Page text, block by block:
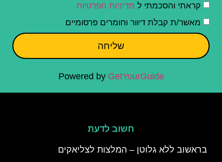
קראתי והסכמתי ל מדיניות הפרטיות
מאשר/ת קבלת דיוור וחומרים פרסומיים
שליחה
Powered by GetYourGuide
חשוב לדעת
בראשוב ללא גלוטן – המלצות לצליאקים